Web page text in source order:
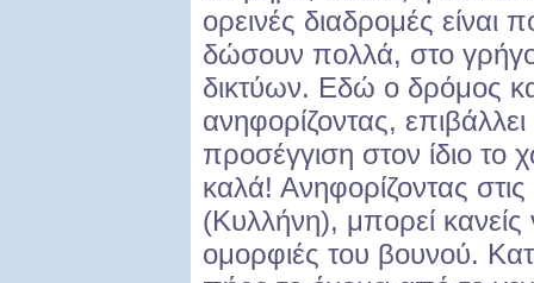
ορεινές διαδρομές είναι
δώσουν πολλά, στο
δικτύων. Εδώ ο δρόμος
ανηφορίζοντας,
προσέγγιση στον ίδιο
καλά! Ανηφορίζοντας
(Κυλλήνη), μπορεί κανείς
ομορφιές του βουνού.